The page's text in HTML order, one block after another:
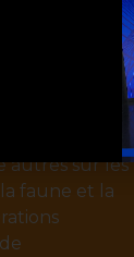
autres sur les
faune et la